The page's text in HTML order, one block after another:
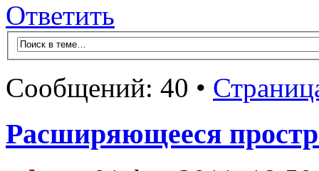
Ответить
Сообщений: 40 •
Расширяющееся